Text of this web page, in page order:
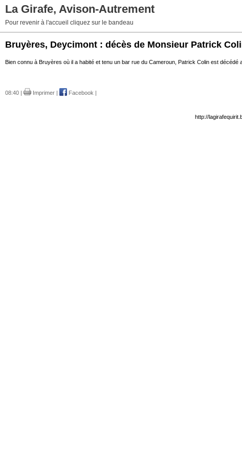
La Girafe, Avison-Autrement
Pour revenir à l'accueil cliquez sur le bandeau
Bruyères, Deycimont : décès de Monsieur Patrick
Bien connu à Bruyères où il a habité et tenu un bar rue du Cameroun, Patrick Colin est
08:40 | Imprimer | Facebook |
http://